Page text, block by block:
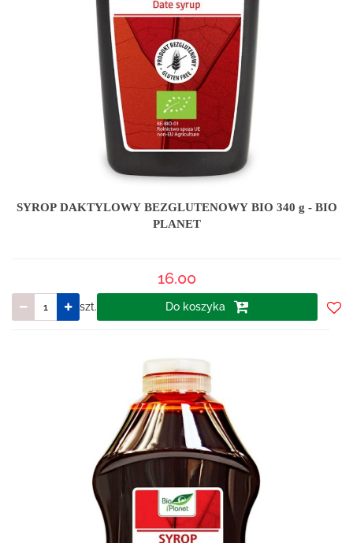
SYROP DAKTYLOWY BEZGLUTENOWY BIO 340 g - BIO
PLANET
16.00
szt. Do koszyka